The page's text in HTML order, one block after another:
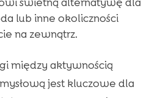
lub inne okoliczności
na zewnątrz.
między aktywnością
jest kluczowe dla